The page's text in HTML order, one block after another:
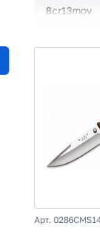
8cr13mov
Viking
М390
Рукоять
Арт.